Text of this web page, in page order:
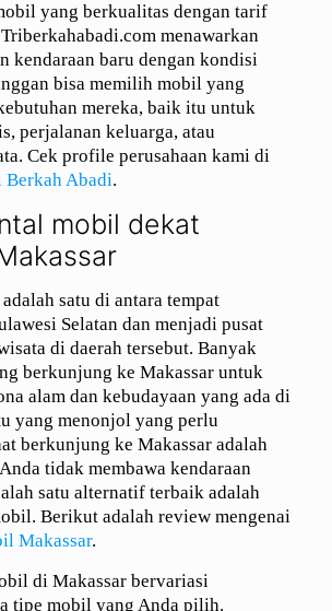
yang berkualitas dengan tarif
menawarkan
kendaraan baru dengan kondisi
bisa memilih mobil yang
mereka, baik itu untuk
perjalanan keluarga, atau
Cek profile perusahaan kami di
Abadi.
mobil dekat
satu di antara tempat
Selatan dan menjadi pusat
di daerah tersebut. Banyak
berkunjung ke Makassar untuk
alam dan kebudayaan yang ada di
yang menonjol yang perlu
berkunjung ke Makassar adalah
tidak membawa kendaraan
satu alternatif terbaik adalah
Berikut adalah review mengenai
Makassar.
di Makassar bervariasi
tipe mobil yang Anda pilih.